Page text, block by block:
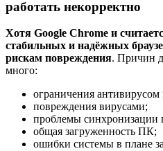
работать некорректно
Хотя Google Chrome и
стабильных и надёжных
рискам повреждения. Причин
много:
ограничения
повреждения вирусами;
проблемы синхронизации
общая загруженность ПК;
ошибки системы в плане